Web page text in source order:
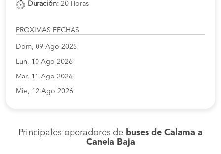
Duración: 20 Horas
PROXIMAS FECHAS
Dom, 09 Ago 2026
Lun, 10 Ago 2026
Mar, 11 Ago 2026
Mie, 12 Ago 2026
Principales operadores de buses de Calama a
Canela Baja